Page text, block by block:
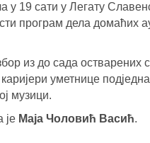
у 19 сати у Легату
програм дела домаћих
из до сада остварених
уметнице
музици.
је Маја Чоловић Васић.